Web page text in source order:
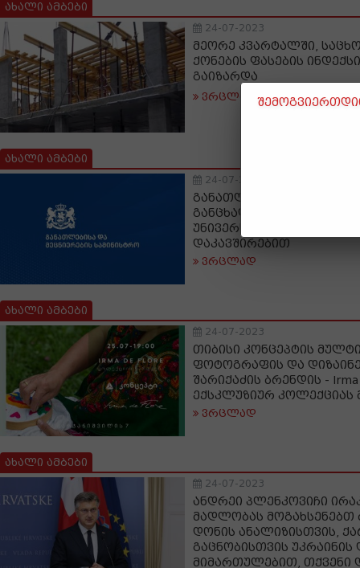
ახალი ამბები
24-07-2023
მეორე კვარტალში,
ქონების ფასების
გაიზარდა
ვრცლად
ახალი ამბები
24-07-2023
განათლებისა და
განცხადება რუსულ-
უნივერსიტეტის შესაძლო
დაკავშირებით
ვრცლად
ახალი ამბები
24-07-2023
თიბისი კონცეპტის
ფოტოგრაფის და
შარიქაძის ბრენდის -
ექსკლუზიურ კოლექციას
ვრცლად
ახალი ამბები
24-07-2023
ანდრეი პლენკოვიჩი
მადლობას
დონის ანალიზისთვის,
გაცნობისთვის უკრაინის
მიმართულებით, თქვენი